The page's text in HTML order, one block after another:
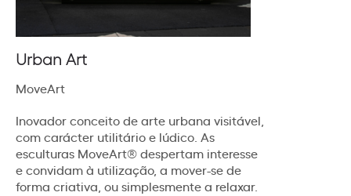
Urban Art
MoveArt
Inovador conceito de arte urbana visitável,
com carácter utilitário e lúdico. As
esculturas MoveArt® despertam interesse
e convidam à utilização, a mover-se de
forma criativa, ou simplesmente a relaxar.